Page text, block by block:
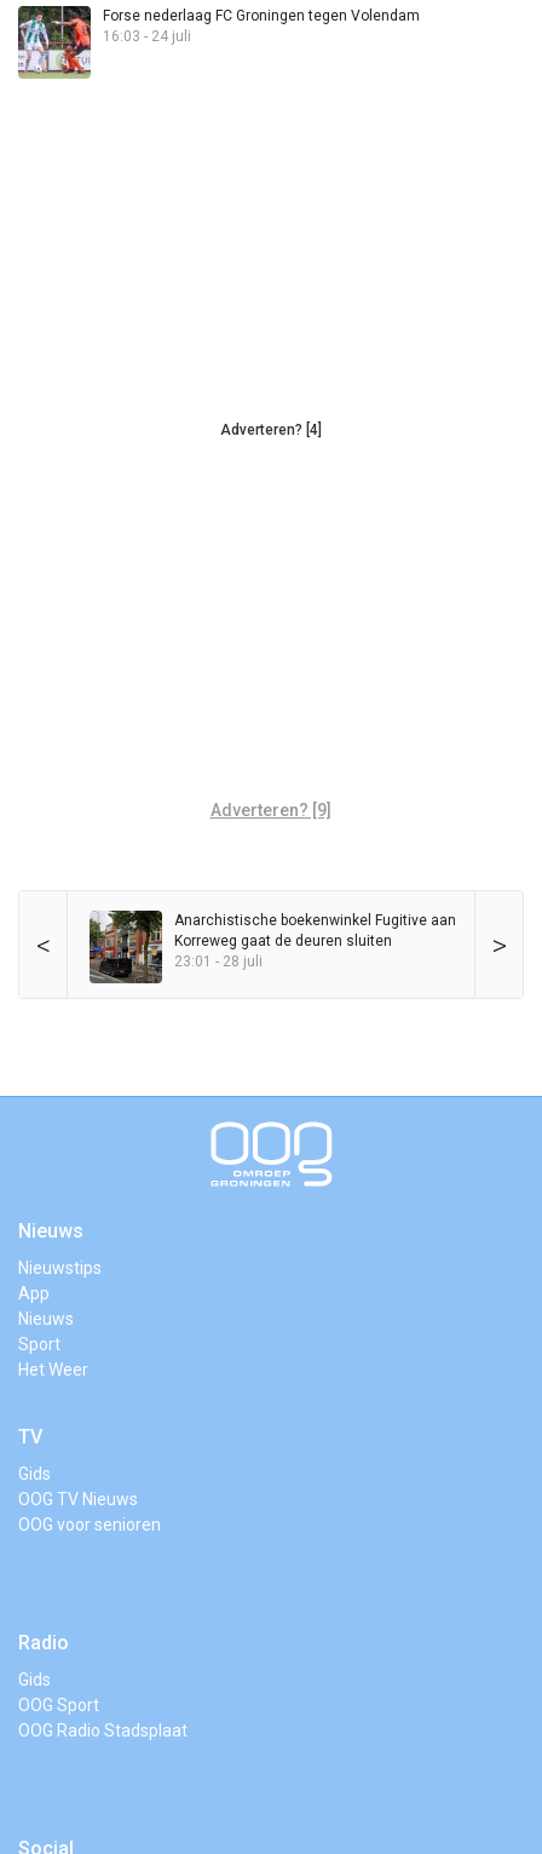
Forse nederlaag FC Groningen tegen Volendam
16:03 - 24 juli
Adverteren? [4]
Adverteren? [9]
< >
Anarchistische boekenwinkel Fugitive aan
Korreweg gaat de deuren sluiten
23:01 - 28 juli
Nieuws
Nieuwstips
App
Nieuws
Sport
Het Weer
TV
Gids
OOG TV Nieuws
OOG voor senioren
Radio
Gids
OOG Sport
OOG Radio Stadsplaat
Social